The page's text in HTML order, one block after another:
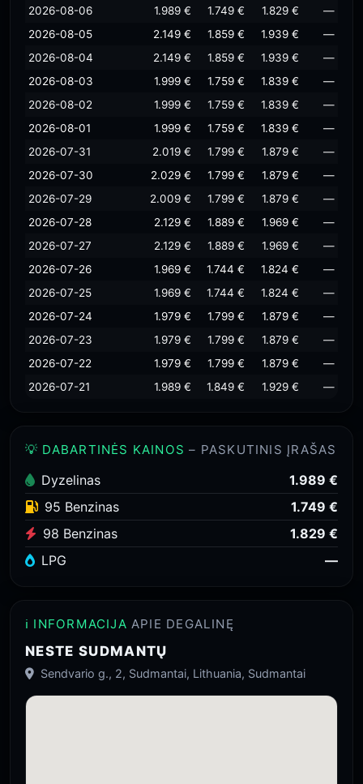
2026-08-06
1.989 € 1.749 € 1.829 €
—
2026-08-05
2.149 € 1.859 € 1.939 €
—
2026-08-04
2.149 € 1.859 € 1.939 €
—
2026-08-03
1.999 € 1.759 € 1.839 €
—
2026-08-02
1.999 € 1.759 € 1.839 €
—
2026-08-01
1.999 € 1.759 € 1.839 €
—
2026-07-31
2.019 € 1.799 € 1.879 €
—
2026-07-30
2.029 € 1.799 € 1.879 €
—
2026-07-29
2.009 € 1.799 € 1.879 €
—
2026-07-28
2.129 € 1.889 € 1.969 €
—
2026-07-27
2.129 € 1.889 € 1.969 €
—
2026-07-26
1.969 € 1.744 € 1.824 €
—
2026-07-25
1.969 € 1.744 € 1.824 €
—
2026-07-24
1.979 € 1.799 € 1.879 €
—
2026-07-23
1.979 € 1.799 € 1.879 €
—
2026-07-22
1.979 € 1.799 € 1.879 €
—
2026-07-21
1.989 € 1.849 € 1.929 € —
💡 DABARTINĖS KAINOS – PASKUTINIS ĮRAŠAS
Dyzelinas
1.989 €
95 Benzinas
1.749 €
98 Benzinas
1.829 €
LPG
—
ℹ️ INFORMACIJA APIE DEGALINĘ
NESTE SUDMANTŲ
Sendvario g., 2, Sudmantai, Lithuania, Sudmantai